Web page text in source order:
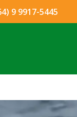
9 9917-5445